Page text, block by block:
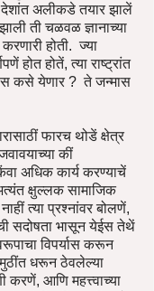
देशांत अलीकडे तयार झालें
ती चळवळ ज्ञानाच्या
होती. ज्या
होत होतें, त्या राष्ट्रांत
कसे येणार ? ते जन्मास
फारच थोडें क्षेत्र
कीं
अधिक कार्य करण्याचें
क्षुल्लक सामाजिक
त्या प्रश्नांवर बोलणें,
सदोषता भासून येईस तेथें
विपर्यास करून
धरून ठेवलेल्या
करणें, आणि महत्त्वाच्या